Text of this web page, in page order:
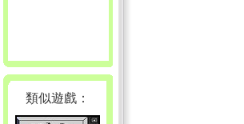
類似遊戲：